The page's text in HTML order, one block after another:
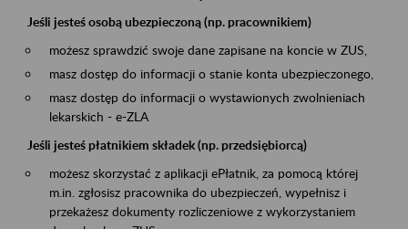
Jeśli jesteś osobą ubezpieczoną (np. pracownikiem)
możesz sprawdzić swoje dane zapisane na koncie w ZUS,
masz dostęp do informacji o stanie konta ubezpieczonego,
masz dostęp do informacji o wystawionych zwolnieniach
lekarskich - e-ZLA
Jeśli jesteś płatnikiem składek (np. przedsiębiorcą)
możesz skorzystać z aplikacji ePłatnik, za pomocą której
m.in. zgłosisz pracownika do ubezpieczeń, wypełnisz i
przekażesz dokumenty rozliczeniowe z wykorzystaniem